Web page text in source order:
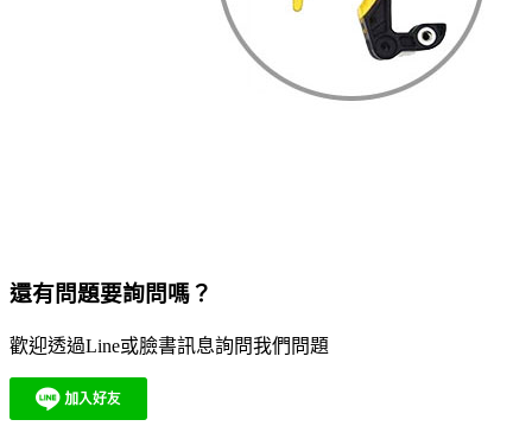
還有問題要詢問嗎？
歡迎透過Line或臉書訊息詢問我們問題